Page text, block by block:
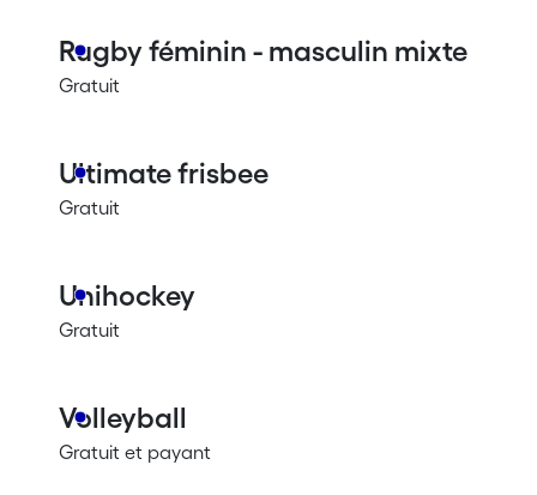
Rugby féminin - masculin mixte
Gratuit
Ultimate frisbee
Gratuit
Unihockey
Gratuit
Volleyball
Gratuit et payant